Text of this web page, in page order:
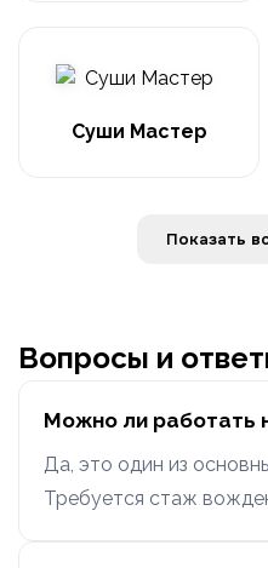
Суши Мастер
Вопросы и
Можно ли работать
Да, это один из
Требуется стаж